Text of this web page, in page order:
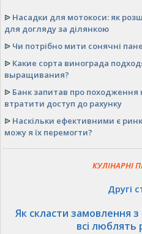
ᐉ Насадки для мотокоси: як
для догляду за ділянкою
ᐉ Чи потрібно мити сонячні
ᐉ Какие сорта винограда
выращивания?
ᐉ Банк запитав про походження
втратити доступ до рахунку
ᐉ Наскільки ефективними є
можу я їх перемогти?
КУЛІНАРНІ
Другі
Як скласти замовлення
всі люблять